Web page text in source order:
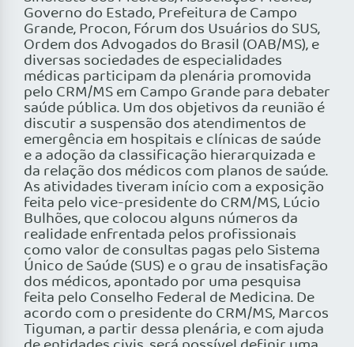
Governo do Estado, Prefeitura de Campo
Grande, Procon, Fórum dos Usuários do SUS,
Ordem dos Advogados do Brasil (OAB/MS), e
diversas sociedades de especialidades
médicas participam da plenária promovida
pelo CRM/MS em Campo Grande para debater
saúde pública. Um dos objetivos da reunião é
discutir a suspensão dos atendimentos de
emergência em hospitais e clínicas de saúde
e a adoção da classificação hierarquizada e
da relação dos médicos com planos de saúde.
As atividades tiveram início com a exposição
feita pelo vice-presidente do CRM/MS, Lúcio
Bulhões, que colocou alguns números da
realidade enfrentada pelos profissionais
como valor de consultas pagas pelo Sistema
Único de Saúde (SUS) e o grau de insatisfação
dos médicos, apontado por uma pesquisa
feita pelo Conselho Federal de Medicina. De
acordo com o presidente do CRM/MS, Marcos
Tiguman, a partir dessa plenária, e com ajuda